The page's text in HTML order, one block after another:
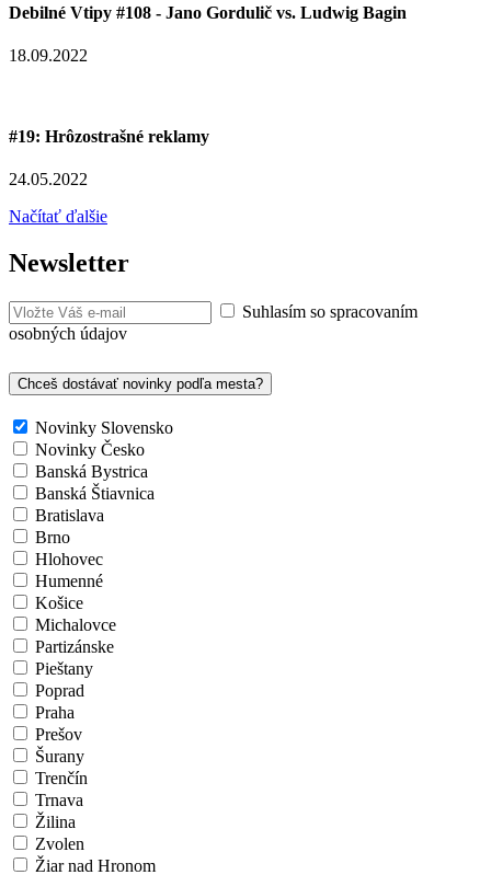
Debilné Vtipy #108 - Jano Gordulič vs. Ludwig Bagin
18.09.2022
#19: Hrôzostrašné reklamy
24.05.2022
Načítať ďalšie
Newsletter
Suhlasím so spracovaním
osobných údajov
Chceš dostávať novinky podľa mesta?
Novinky Slovensko
Novinky Česko
Banská Bystrica
Banská Štiavnica
Bratislava
Brno
Hlohovec
Humenné
Košice
Michalovce
Partizánske
Pieštany
Poprad
Praha
Prešov
Šurany
Trenčín
Trnava
Žilina
Zvolen
Žiar nad Hronom